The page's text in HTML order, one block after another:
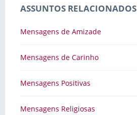
ASSUNTOS RELACIONADOS
Mensagens de Amizade
Mensagens de Carinho
Mensagens Positivas
Mensagens Religiosas